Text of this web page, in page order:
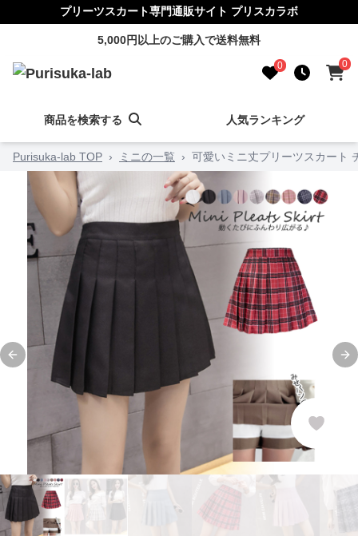
プリーツスカート専門通販サイト プリスカラボ
5,000円以上のご購入で送料無料
0 0
商品を検索する 人気ランキング
Purisuka-lab TOP › ミニの一覧 › 可愛いミニ丈プリーツスカート
Previous slide